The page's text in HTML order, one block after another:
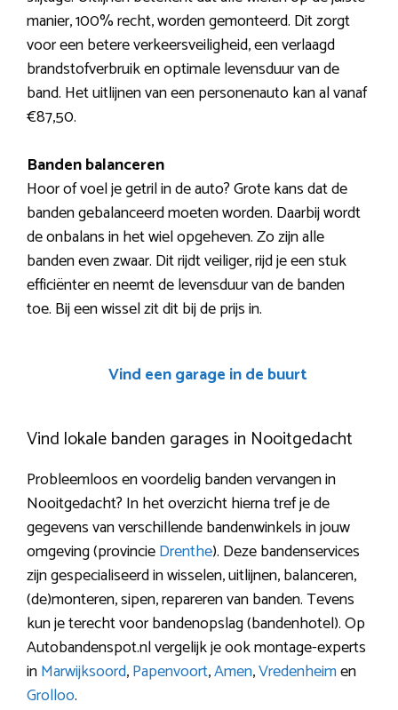
manier, 100% recht, worden gemonteerd. Dit zorgt
voor een betere verkeersveiligheid, een verlaagd
brandstofverbruik en optimale levensduur van de
band. Het uitlijnen van een personenauto kan al vanaf
€87,50.
Banden balanceren
Hoor of voel je getril in de auto? Grote kans dat de
banden gebalanceerd moeten worden. Daarbij wordt
de onbalans in het wiel opgeheven. Zo zijn alle
banden even zwaar. Dit rijdt veiliger, rijd je een stuk
efficiënter en neemt de levensduur van de banden
toe. Bij een wissel zit dit bij de prijs in.
Vind een garage in de buurt
Vind lokale banden garages in Nooitgedacht
Probleemloos en voordelig banden vervangen in
Nooitgedacht? In het overzicht hierna tref je de
gegevens van verschillende bandenwinkels in jouw
omgeving (provincieDrenthe). Deze bandenservices
zijn gespecialiseerd in wisselen, uitlijnen, balanceren,
(de)monteren, sipen, repareren van banden. Tevens
kun je terecht voor bandenopslag (bandenhotel). Op
Autobandenspot.nl vergelijk je ook montage-experts
inMarwijksoord,Papenvoort,Amen,Vredenheimen
Grolloo.